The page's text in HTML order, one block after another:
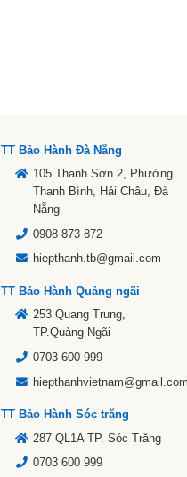
TT Bảo Hành Đà Nẵng
105 Thanh Sơn 2, Phường
Thanh Bình, Hải Châu, Đà
Nẵng
0908 873 872
hiepthanh.tb@gmail.com
TT Bảo Hành Quảng ngãi
253 Quang Trung,
TP.Quảng Ngãi
0703 600 999
TT Bảo Hành Sóc trăng
287 QL1A TP. Sóc Trăng
0703 600 999